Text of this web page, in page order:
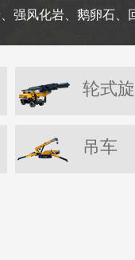
强风化岩、鹅卵石、
轮式
吊车